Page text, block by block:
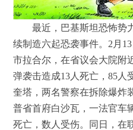
最近，巴基斯坦恐怖势
续制造六起恐袭事件。2月
市拉合尔，在省议会大院附
弹袭击造成13人死亡，85人
奎塔，两名警察在拆除爆炸
普省首府白沙瓦，一法官车
死亡，数人受伤。同日，在